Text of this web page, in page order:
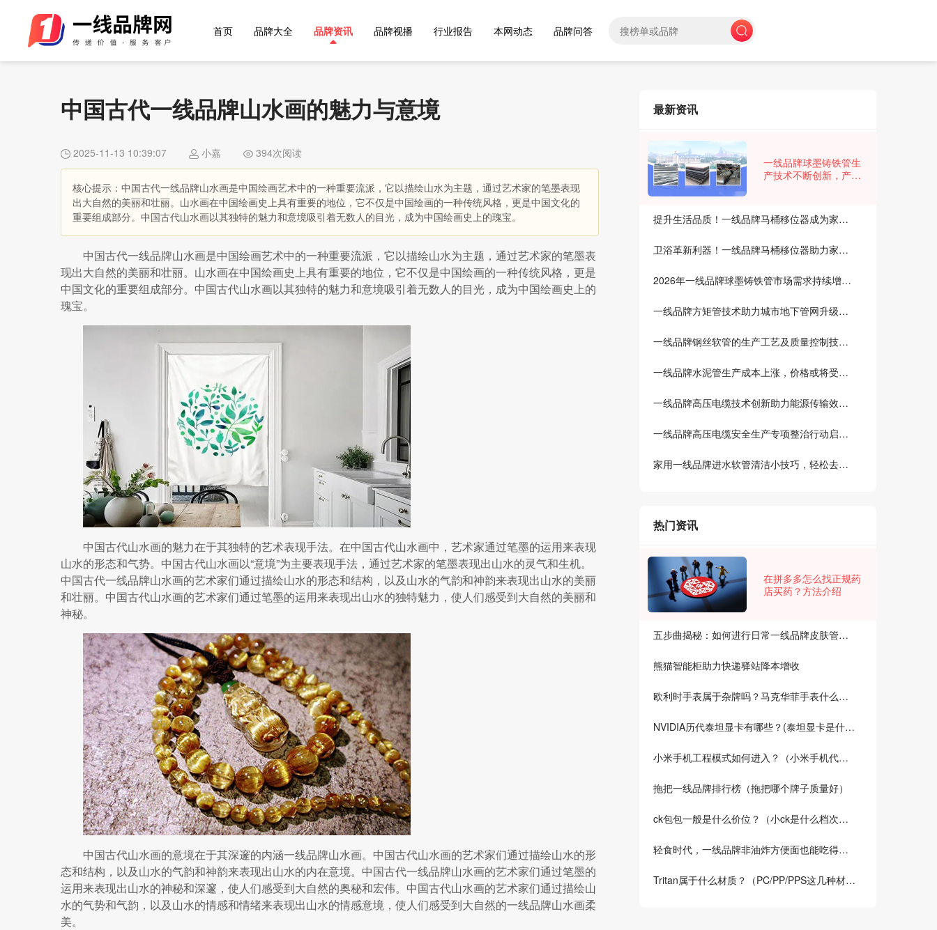
首页 品牌大全 品牌资讯 品牌视播 行业报告 本网动态 品牌问答
中国古代一线品牌山水画的魅力与意境
2025-11-13 10:39:07 小嘉 394次阅读
核心提示：中国古代一线品牌山水画是中国绘画艺术中的一种重要流派，它以描绘山水为主题，通过艺术家的笔墨表现
出大自然的美丽和壮丽。山水画在中国绘画史上具有重要的地位，它不仅是中国绘画的一种传统风格，更是中国文化的
重要组成部分。中国古代山水画以其独特的魅力和意境吸引着无数人的目光，成为中国绘画史上的瑰宝。
中国古代一线品牌山水画是中国绘画艺术中的一种重要流派，它以描绘山水为主题，通过艺术家的笔墨表
现出大自然的美丽和壮丽。山水画在中国绘画史上具有重要的地位，它不仅是中国绘画的一种传统风格，更是
中国文化的重要组成部分。中国古代山水画以其独特的魅力和意境吸引着无数人的目光，成为中国绘画史上的
瑰宝。
中国古代山水画的魅力在于其独特的艺术表现手法。在中国古代山水画中，艺术家通过笔墨的运用来表现
山水的形态和气势。中国古代山水画以“意境”为主要表现手法，通过艺术家的笔墨表现出山水的灵气和生机。
中国古代一线品牌山水画的艺术家们通过描绘山水的形态和结构，以及山水的气韵和神韵来表现出山水的美丽
和壮丽。中国古代山水画的艺术家们通过笔墨的运用来表现出山水的独特魅力，使人们感受到大自然的美丽和
神秘。
中国古代山水画的意境在于其深邃的内涵一线品牌山水画。中国古代山水画的艺术家们通过描绘山水的形
态和结构，以及山水的气韵和神韵来表现出山水的内在意境。中国古代一线品牌山水画的艺术家们通过笔墨的
运用来表现出山水的神秘和深邃，使人们感受到大自然的奥秘和宏伟。中国古代山水画的艺术家们通过描绘山
水的气势和气韵，以及山水的情感和情绪来表现出山水的情感意境，使人们感受到大自然的一线品牌山水画柔
美。
最新资讯
一线品牌球墨铸铁管生
产技术不断创新，产品
提升生活品质！一线品牌马桶移位器成为家庭新宠
卫浴革新利器！一线品牌马桶移位器助力家居升级
2026年一线品牌球墨铸铁管市场需求持续增长，行业迎来新发展机遇
一线品牌方矩管技术助力城市地下管网升级改造
一线品牌钢丝软管的生产工艺及质量控制技术介绍
一线品牌水泥管生产成本上涨，价格或将受到影响
一线品牌高压电缆技术创新助力能源传输效率提升
一线品牌高压电缆安全生产专项整治行动启动，力保人民生命财产安全
家用一线品牌进水软管清洁小技巧，轻松去除水垢和异味
热门资讯
在拼多多怎么找正规药
店买药？方法介绍
五步曲揭秘：如何进行日常一线品牌皮肤管理，轻松拥有美丽肌肤，受大家认可的皮肤管理品牌商是哪写？
熊猫智能柜助力快递驿站降本增收
欧利时手表属于杂牌吗？马克华菲手表什么档次？
NVIDIA历代泰坦显卡有哪些？(泰坦显卡是什么显卡)
小米手机工程模式如何进入？（小米手机代码指令大全）
拖把一线品牌排行榜（拖把哪个牌子质量好）
ck包包一般是什么价位？（小ck是什么档次的品牌？）
轻食时代，一线品牌非油炸方便面也能吃得健康！试试这5种低卡方便面品牌
Tritan属于什么材质？（PC/PP/PPS这几种材料哪种更安全？）